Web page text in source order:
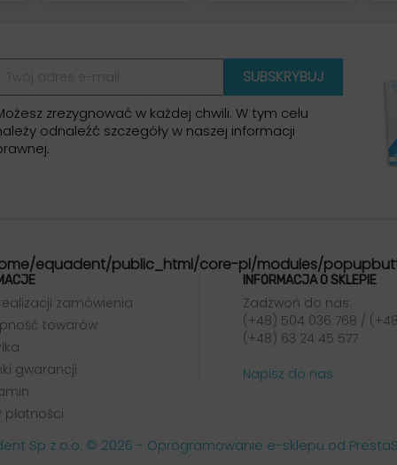
zrezygnować w każdej chwili. W tym celu
odnaleźć szczegóły w naszej informacji
equadent/public_html/core-pl/modules/
zamówienia
towarów
gwarancji
płatności
INFORMACJA O SKLEPIE
Zadzwoń do nas:
(+48) 504 036 768 /
(+48) 63 24 45 577
Napisz do nas:
Sp z o.o. © 2026 - Oprogramowanie e-sklepu od